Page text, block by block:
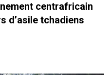
centrafricain
d’asile tchadiens